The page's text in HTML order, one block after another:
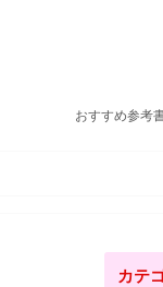
おすすめ参考
カテ